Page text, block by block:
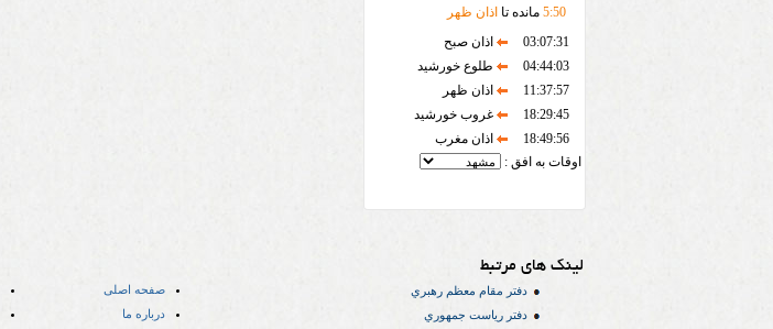
5:50 مانده تا اذان ظهر
03:07:31
اذان صبح
04:44:03
طلوع خورشید
11:37:57
اذان ظهر
18:29:45
غروب خورشید
18:49:56
اذان مغرب
اوقات به افق :
لینک های مرتبط
دفتر مقام معظم رهبري
دفتر رياست جمهوري
صفحه اصلی
درباره ما